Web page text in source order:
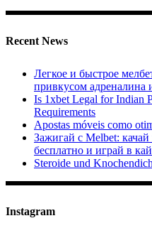
Recent News
Легкое и быстрое
привкусом адреналина
Is 1xbet Legal for Indian
Requirements
Apostas móveis como
Зажигай с Melbet:
бесплатно и играй в
Steroide und
Instagram